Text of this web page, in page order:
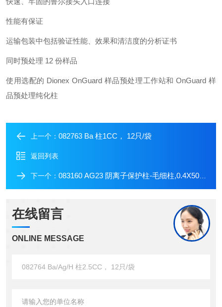
性能有保证
运输包装中包括验证性能、效果和清洁度的分析证书
同时预处理 12 份样品
使用选配的 Dionex OnGuard 样品预处理工作站和 OnGuard 样
品预处理纯化柱
上一个： 082763 Ba 柱1CC， 12只/袋
返回列表
下一个： 083160 AG23 阴离子保护柱-毛细柱,0.4X50MM
在线留言
ONLINE MESSAGE